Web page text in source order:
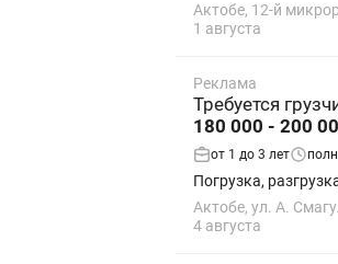
Актобе, 12-й
1 августа
Реклама
Требуется
180 000 - 200
от 1 до 3 лет
Погрузка,
Актобе, ул. А.
4 августа